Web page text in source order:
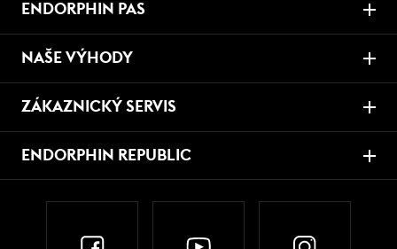
ENDORPHIN PAS
NAŠE VÝHODY
ZÁKAZNICKÝ SERVIS
ENDORPHIN REPUBLIC